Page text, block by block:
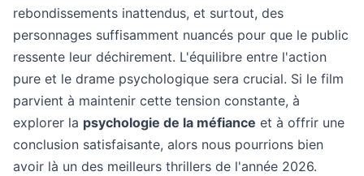
rebondissements inattendus, et surtout, des
personnages suffisamment nuancés pour que le public
ressente leur déchirement. L'équilibre entre l'action
pure et le drame psychologique sera crucial. Si le film
parvient à maintenir cette tension constante, à
explorer la psychologie de la méfiance et à offrir une
conclusion satisfaisante, alors nous pourrions bien
avoir là un des meilleurs thrillers de l'année 2026.